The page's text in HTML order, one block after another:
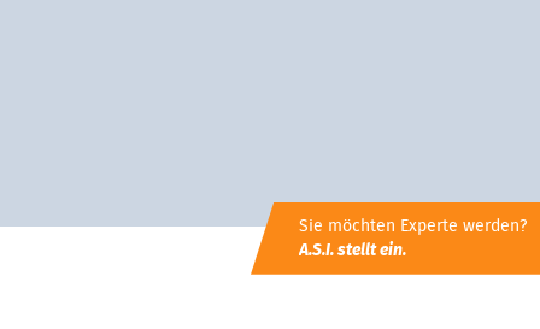
Sie möchten Experte werden?
A.S.I. stellt ein.